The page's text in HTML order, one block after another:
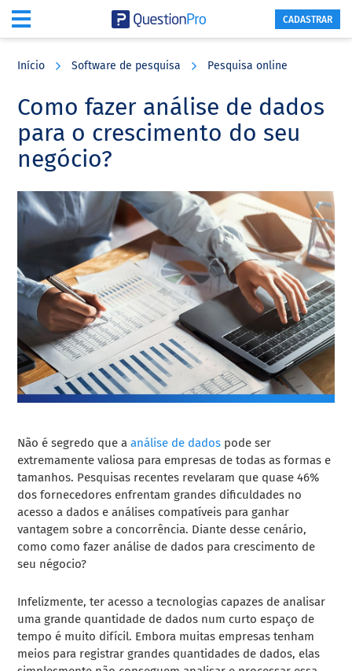
content
sidebar
CADASTRAR
Início Software de pesquisa Pesquisa online
Como fazer análise de dados
para o crescimento do seu
negócio?
Não é segredo que aanálise de dados pode ser
extremamente valiosa para empresas de todas as formas e
tamanhos. Pesquisas recentes revelaram que quase 46%
dos fornecedores enfrentam grandes dificuldades no
acesso a dados e análises compatíveis para ganhar
vantagem sobre a concorrência. Diante desse cenário,
como como fazer análise de dados para crescimento de
seu négocio?
Infelizmente, ter acesso a tecnologias capazes de analisar
uma grande quantidade de dados num curto espaço de
tempo é muito difícil. Embora muitas empresas tenham
meios para registrar grandes quantidades de dados, elas